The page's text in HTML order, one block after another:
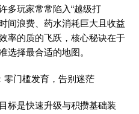
多玩家常常陷入“越级打
间浪费、药水消耗巨大且收益
率的质的飞跃，核心秘诀在于
选择最合适的地图。
门槛发育，告别迷茫
是快速升级与积攒基础装